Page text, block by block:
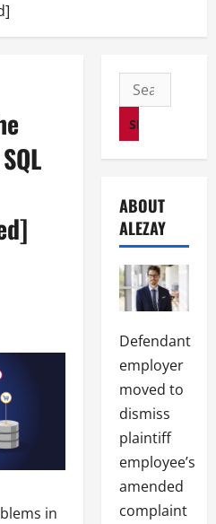
in
Search
for:
ABOUT
ALEZAY
Defendant
employer
moved to
dismiss
plaintiff
employee’s
amended
complaint